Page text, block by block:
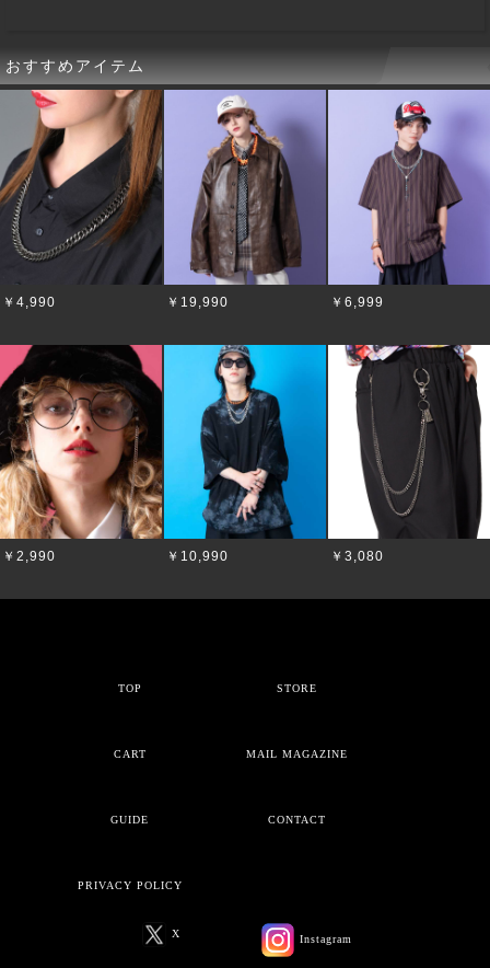
おすすめアイテム
￥4,990 ￥19,990 ￥6,999
￥2,990 ￥10,990 ￥3,080
TOP STORE
CART MAIL MAGAZINE
GUIDE CONTACT
PRIVACY POLICY
X Instagram